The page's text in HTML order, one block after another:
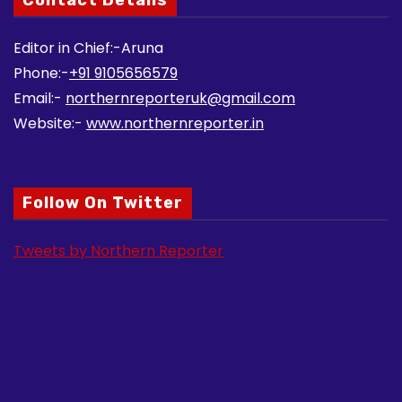
Editor in Chief:-Aruna
Phone:-+91 9105656579
Email:- northernreporteruk@gmail.com
Website:- www.northernreporter.in
Follow On Twitter
Tweets by Northern Reporter